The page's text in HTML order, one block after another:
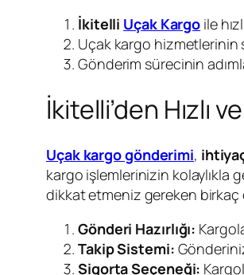
İkitelli Uçak Kargo ile
Uçak kargo hizmetlerinin
Gönderim sürecinin
İkitelli’den Hızlı
Uçak kargo gönderimi,
kargo işlemlerinizin kolaylıkla
dikkat etmeniz gereken
Gönderi Hazırlığı:
Takip Sistemi:
Sigorta Seçeneği: